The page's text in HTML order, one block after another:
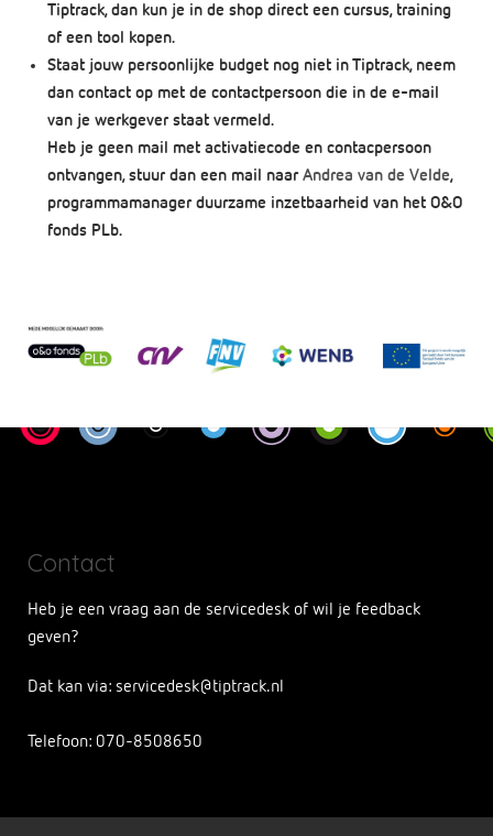
Tiptrack, dan kun je in de shop direct een cursus, training
of een tool kopen.
Staat jouw persoonlijke budget nog nietin Tiptrack, neem
dan contact op met de contactpersoon die in de e-mail
van je werkgever staat vermeld.
Heb je geen mail met activatiecode en contacpersoon
ontvangen, stuur dan een mail naarAndrea van de Velde,
programmamanager duurzame inzetbaarheid van het O&O
fonds PLb.
Contact
Heb je een vraag aan de servicedesk of wil je feedback
geven?
Dat kan via: servicedesk@tiptrack.nl
Telefoon: 070-8508650